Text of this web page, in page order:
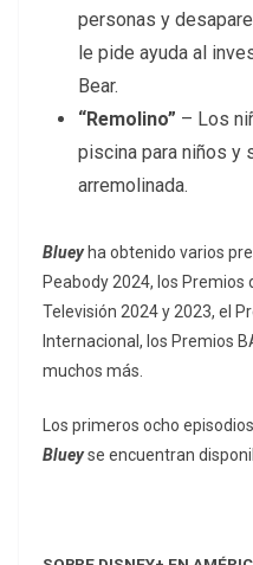
personas y
le pide ayuda al
Bear.
“Remolino” – Los
piscina para niños y
arremolinada.
Blueyha obtenido varios
Peabody 2024, los Premios
Televisión 2024 y 2023, el
Internacional, los Premios
muchos más.
Los primeros ocho
Blueyse encuentran